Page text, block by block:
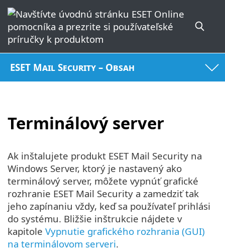
ESET Mail Security – Obsah
Terminálový server
Ak inštalujete produkt ESET Mail Security na
Windows Server, ktorý je nastavený ako
terminálový server, môžete vypnúť grafické
rozhranie ESET Mail Security a zamedziť tak
jeho zapínaniu vždy, keď sa používateľ prihlási
do systému. Bližšie inštrukcie nájdete v
kapitole Vypnutie grafického rozhrania (GUI)
na terminálovom serveri.